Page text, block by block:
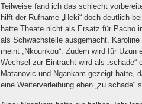
Teilweise fand ich das schlecht
hilft der Rufname „Heki“ doch deutlich
hatte Theate nicht als Ersatz für Pacho
als Schwachstelle ausgemacht.
meint „Nkounkou“. Zudem wird für
Wechsel zur Eintracht wird als
Matanovic und Ngankam gezeigt hätte,
eine Weiterverleihung eben „zu schade“